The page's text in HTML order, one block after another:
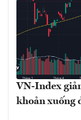
VN-Index
khoản xuống